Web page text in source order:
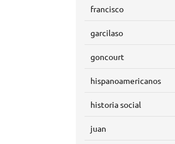
francisco
garcilaso
goncourt
hispanoamericanos
historia social
juan